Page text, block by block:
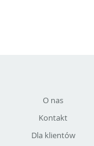
O nas
Kontakt
Dla klientów